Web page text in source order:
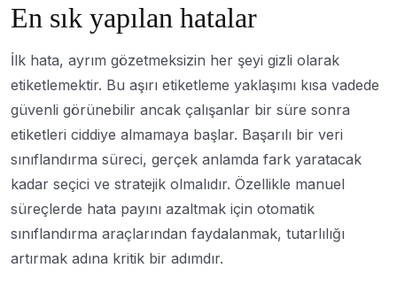
En sık yapılan hatalar
İlk hata, ayrım gözetmeksizin her şeyi gizli olarak
etiketlemektir. Bu aşırı etiketleme yaklaşımı kısa vadede
güvenli görünebilir ancak çalışanlar bir süre sonra
etiketleri ciddiye almamaya başlar. Başarılı bir veri
sınıflandırma süreci, gerçek anlamda fark yaratacak
kadar seçici ve stratejik olmalıdır. Özellikle manuel
süreçlerde hata payını azaltmak için otomatik
sınıflandırma araçlarından faydalanmak, tutarlılığı
artırmak adına kritik bir adımdır.